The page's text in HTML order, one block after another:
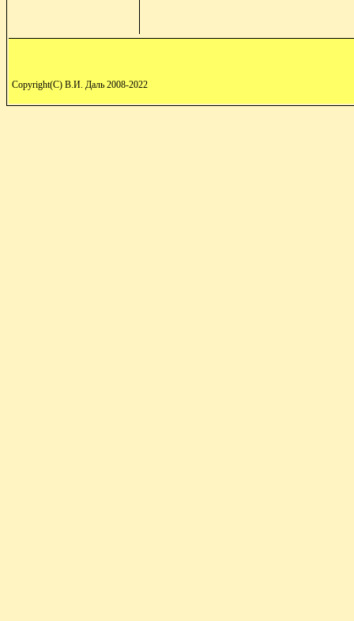
Copyright(C) В.И. Даль 2008-2022